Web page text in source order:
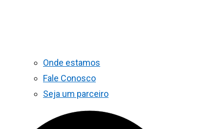
Onde estamos
Fale Conosco
Seja um parceiro